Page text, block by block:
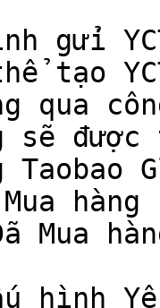
gửi
tạo
qua
sẽ
hàng
Mua
hình